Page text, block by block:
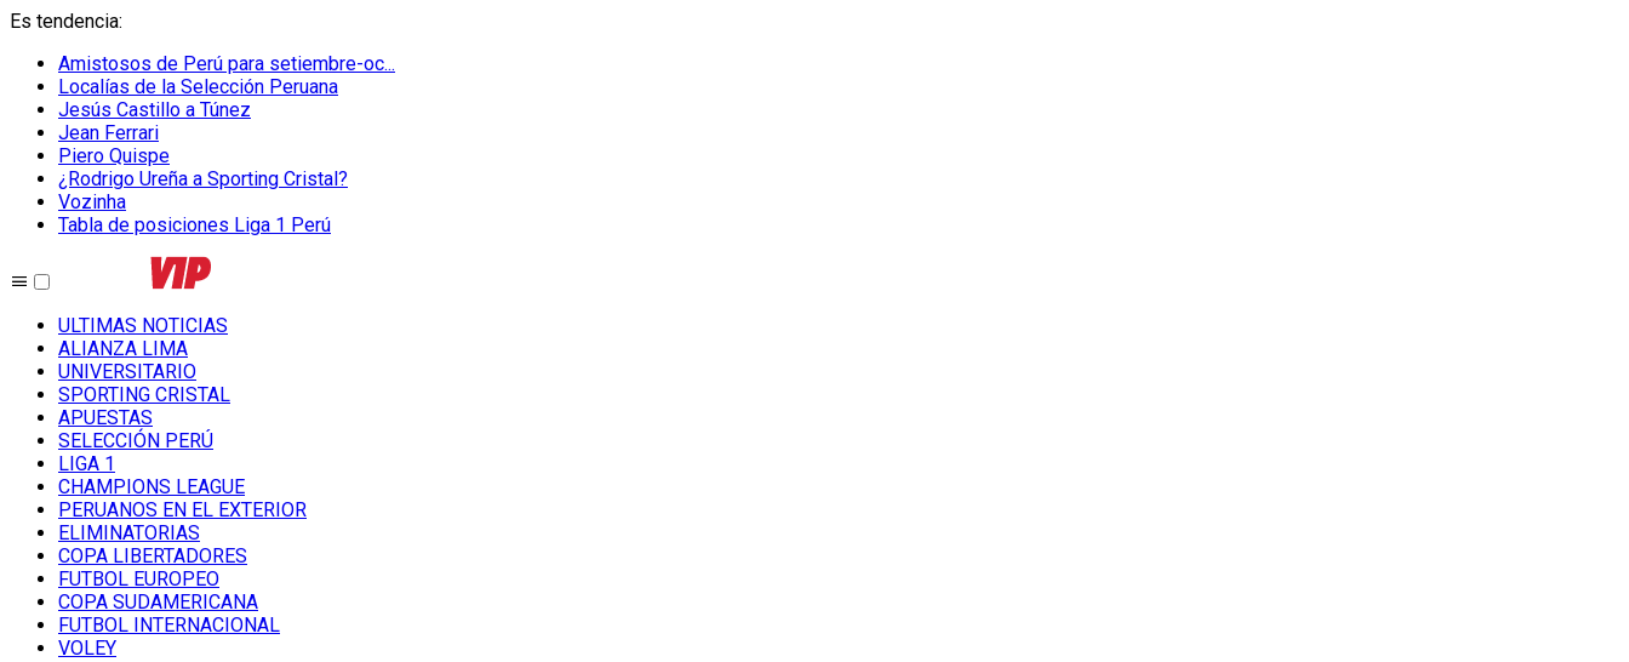
Es tendencia:
Amistosos de Perú para setiembre-oc...
Localías de la Selección Peruana
Jesús Castillo a Túnez
Jean Ferrari
Piero Quispe
¿Rodrigo Ureña a Sporting Cristal?
Vozinha
Tabla de posiciones Liga 1 Perú
ULTIMAS NOTICIAS
ALIANZA LIMA
UNIVERSITARIO
SPORTING CRISTAL
APUESTAS
SELECCIÓN PERÚ
LIGA 1
CHAMPIONS LEAGUE
PERUANOS EN EL EXTERIOR
ELIMINATORIAS
COPA LIBERTADORES
FUTBOL EUROPEO
COPA SUDAMERICANA
FUTBOL INTERNACIONAL
VOLEY